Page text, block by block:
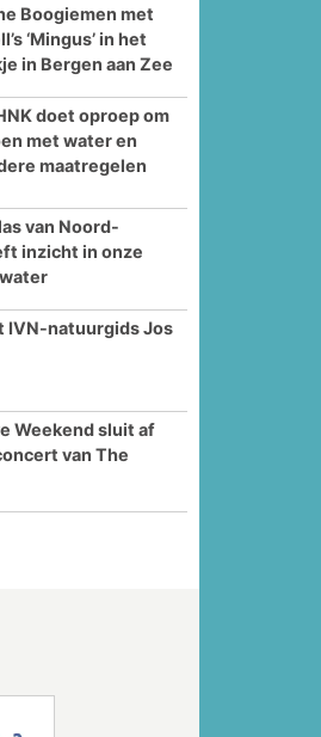
Boogiemen met
‘Mingus’ in het
in Bergen aan Zee
doet oproep om
met water en
maatregelen
van Noord-
inzicht in onze
IVN-natuurgids Jos
Weekend sluit af
van The